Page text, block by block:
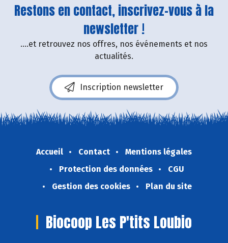
Restons en contact, inscrivez-vous à la
newsletter !
....et retrouvez nos offres, nos événements et nos
actualités.
Inscription newsletter
Accueil Contact
Mentions légales
Protection des données
CGU
Gestion des cookies
Plan du site
Biocoop Les P'tits Loubio